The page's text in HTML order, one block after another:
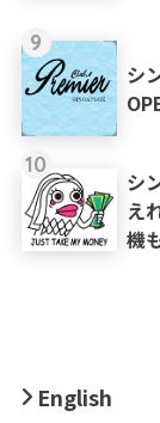
9
シ
10
シ
え
機
English